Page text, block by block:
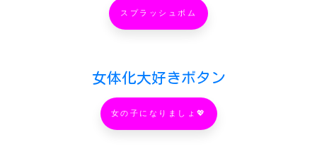
スプラッシュボム
女体化大好きボタン
女の子になりましょ💖